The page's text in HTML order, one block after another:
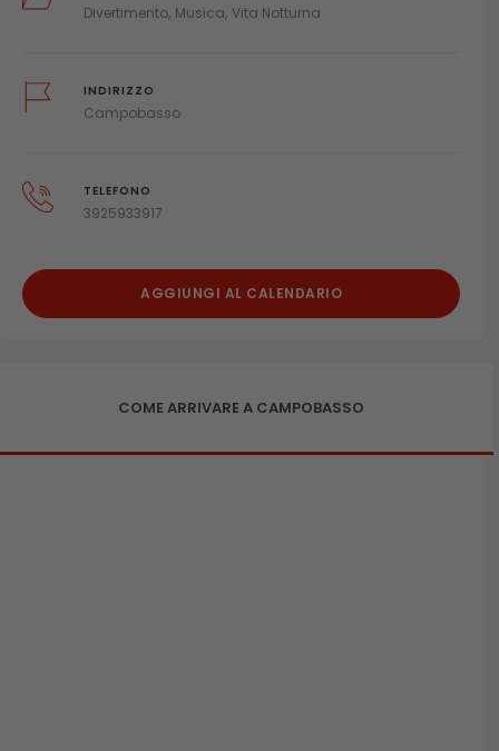
Divertimento Musica Vita Notturna
INDIRIZZO
Campobasso
TELEFONO
3925933917
AGGIUNGI AL CALENDARIO
COME ARRIVARE A CAMPOBASSO